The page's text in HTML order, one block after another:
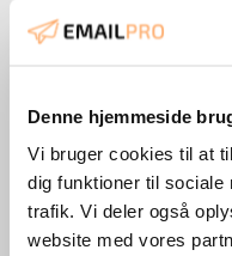
Denne hjemmeside
Vi bruger cookies til at
dig funktioner til sociale
trafik. Vi deler også
website med vores
Men i at justere
allerede har.
dine flows og få
din omsætning,
Læs hvordan vi